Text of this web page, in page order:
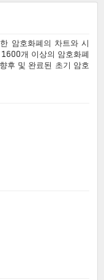
암호화폐의 차트와 시
개 이상의 암호화폐
후 및 완료된 초기 암호